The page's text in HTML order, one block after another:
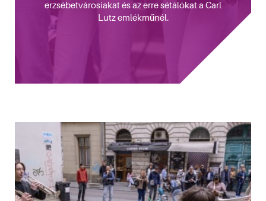
erzsébetvárosiakat és az erre sétálókat a Carl
Lutz emlékműnél.